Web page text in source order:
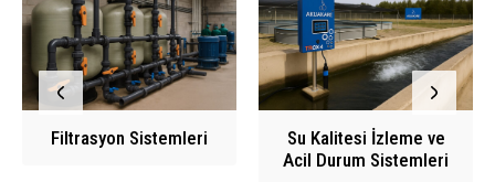
Filtrasyon Sistemleri
Su Kalitesi İzleme ve
Acil Durum Sistemleri